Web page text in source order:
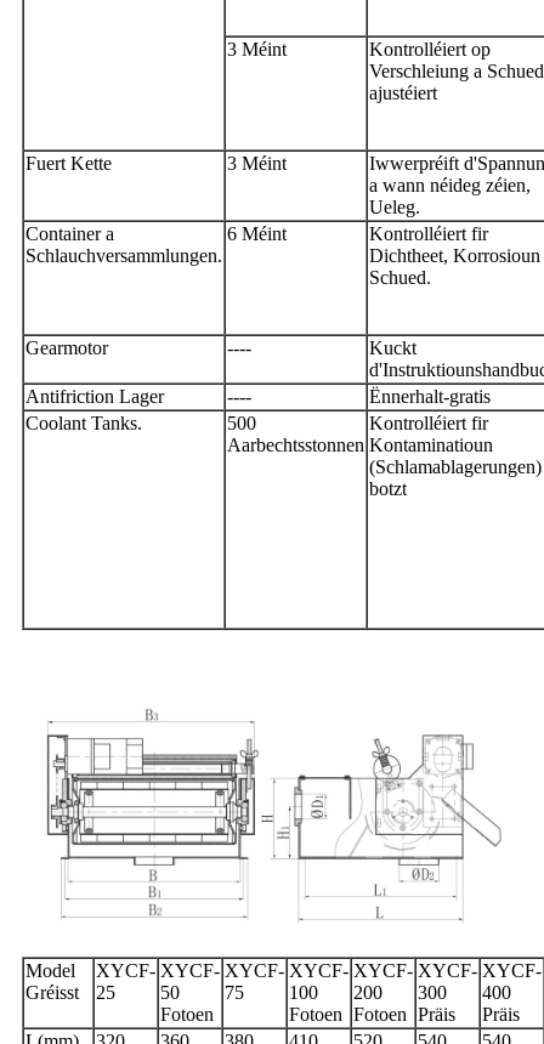
3 Méint
Kontrolléiert op
Verschleiung a
ajustéiert
Fuert Kette 3 Méint
Iwwerpréift
a wann néideg zéien,
Ueleg.
Container a
Schlauchversammlungen.
6 Méint
Kontrolléiert fir
Dichtheet, Korrosioun
Schued.
Gearmotor ----
Kuckt
Antifriction Lager
----
Ënnerhalt-gratis
Coolant Tanks.
500
Aarbechtsstonnen
Kontrolléiert fir
Kontaminatioun
botzt
Model
Gréisst
XYCF-
25
XYCF-
50
Fotoen
XYCF-
75
XYCF-
100
Fotoen
XYCF-
200
Fotoen
XYCF-
300
Präis
XYCF-
400
Präis